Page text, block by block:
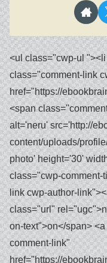
<ul class="cwp-ul "><li class="recentcomments cwp-li"><a class="comment-link cwp-comment-link" href="https://ebookbrain.net/nexus6p/#comment-70169"><span class="comment-avatar cwp-avatar rounded"><img alt='neru' src='http://ebookbrain.net/wp-content/uploads/profile/write.png' class='avatar avatar-30 photo' height='30' width='30' /></span></a><span class="cwp-comment-title"><span class="comment-author-link cwp-author-link"><a href="http://ebookbrain.net/" class="url" rel="ugc">neru</a></span> <span class="cwp-on-text">on</span> <a class="comment-link cwp-comment-link" href="https://ebookbrain.net/nexus6p/#comment-70169">【ドライヤーで解決済】nexus6pがロゴループで起動しない/バッテリー交換体験談!</a></span></li><li class="recentcomments cwp-li"><a class="comment-link cwp-comment-link" href="https://ebookbrain.net/nexus6p/#comment-70108"><span class="comment-avatar cwp-avatar rounded"><img alt='' src='https://secure.gravatar.com/avatar/eae0ba4c686f966a67a0a3544059de97?s=30&d=mm&r=g' srcset='https://secure.gravatar.com/avatar/eae0ba4c686f966a67a0a3544059de97?s=60&d=mm&r=g 2x' class='avatar avatar-30 photo' height='30' width='30' loading='lazy' decoding='async'/></span></a><span class="cwp-comment-title"><span class="comment-author-link cwp-author-link"><a href="https://t20-win.in" class="url" rel="ugc external nofollow">T20 Win Official</a></span> <span class="cwp-on-text">on</span> <a class="comment-link cwp-comment-link" href="https://ebookbrain.net/nexus6p/#comment-70108">【ドライヤーで解決済】nexus6pがロゴループで起動しない/バッテリー交換体験談!</a></span></li><li class="recentcomments cwp-li"><a class="comment-link cwp-comment-link" href="https://ebookbrain.net/images-video-thread-posts-for-twitter-api/#comment-63237"><span class="comment-avatar cwp-avatar rounded"><img alt='neru' src='http://ebookbrain.net/wp-content/uploads/profile/write.png' class='avatar avatar-30 photo' height='30' width='30' /></span></a><span class="cwp-comment-title"><span class="comment-author-link cwp-author-link"><a href="http://ebookbrain.net/" class="url" rel="ugc">neru</a></span> <span class="cwp-on-text">on</span> <a class="comment-link cwp-comment-link" href="https://ebookbrain.net/images-video-thread-posts-for-twitter-api/#comment-63237">【GAS】ツリー投稿・動画投稿・画像複数枚投稿(media upload)で予約投稿するやり方【Twitter API】</a></span></li><li class="recentcomments cwp-li"><a class="comment-link cwp-comment-link" href="https://ebookbrain.net/images-video-thread-posts-for-twitter-api/#comment-63235"><span class="comment-avatar cwp-avatar rounded"><img alt='' src='https://secure.gravatar.com/avatar/799df9cebe9d92d1cb7412db249f9afa?s=30&d=mm&r=g' srcset='https://secure.gravatar.com/avatar/799df9cebe9d92d1cb7412db249f9afa?s=60&d=mm&r=g 2x' class='avatar avatar-30 photo' height='30' width='30' loading='lazy' decoding='async'/></span></a><span class="cwp-comment-title"><span class="comment-author-link cwp-author-link">楓子</span> <span class="cwp-on-text">on</span> <a class="comment-link cwp-comment-link" href="https://ebookbrain.net/images-video-thread-posts-for-twitter-api/#comment-63235">【GAS】ツリー投稿・動画投稿・画像複数枚投稿(media upload)で予約投稿するやり方【Twitter API】</a></span></li><li class="recentcomments cwp-li"><a class="comment-link cwp-comment-link" href="https://ebookbrain.net/images-video-thread-posts-for-twitter-api/#comment-63214"><span class="comment-avatar cwp-avatar rounded"><img alt='neru' src='http://ebookbrain.net/wp-content/uploads/profile/write.png' class='avatar avatar-30 photo' height='30' width='30' /></span></a><span class="cwp-comment-title"><span class="comment-author-link cwp-author-link"><a href="http://ebookbrain.net/" class="url" rel="ugc">neru</a></span> <span class="cwp-on-text">on</span> <a class="comment-link cwp-comment-link" href="https://ebookbrain.net/images-video-thread-posts-for-twitter-api/#comment-63214">【GAS】ツリー投稿・動画投稿・画像複数枚投稿(media upload)で予約投稿